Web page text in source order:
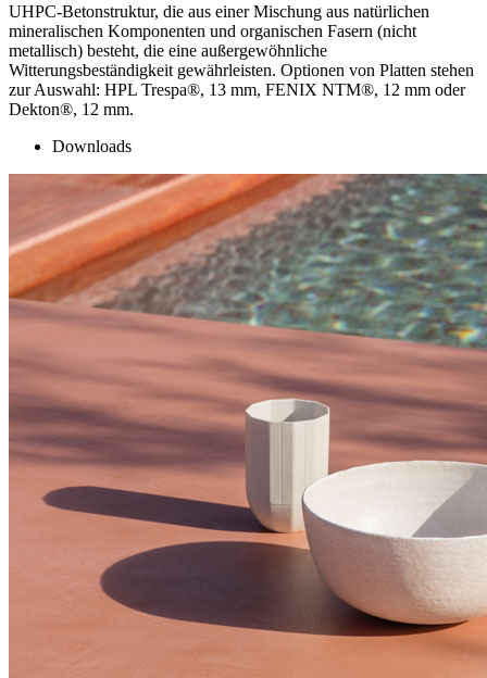
UHPC-Betonstruktur, die aus einer Mischung aus natürlichen
mineralischen Komponenten und organischen Fasern (nicht
metallisch) besteht, die eine außergewöhnliche
Witterungsbeständigkeit gewährleisten. Optionen von Platten stehen
zur Auswahl: HPL Trespa®, 13 mm, FENIX NTM®, 12 mm oder
Dekton®, 12 mm.
Downloads